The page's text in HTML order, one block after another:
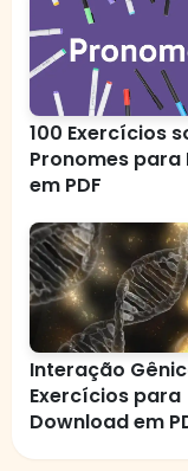
100 Exercícios
Pronomes para
em PDF
Interação
Exercícios para
Download em